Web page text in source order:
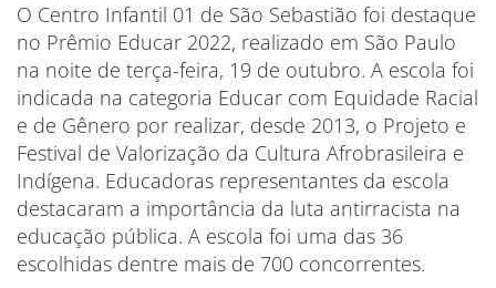
O Centro Infantil 01 de São Sebastião foi destaque
no Prêmio Educar 2022, realizado em São Paulo
na noite de terça-feira, 19 de outubro. A escola foi
indicada na categoria Educar com Equidade Racial
e de Gênero por realizar, desde 2013, o Projeto e
Festival de Valorização da Cultura Afrobrasileira e
Indígena. Educadoras representantes da escola
destacaram a importância da luta antirracista na
educação pública. A escola foi uma das 36
escolhidas dentre mais de 700 concorrentes.